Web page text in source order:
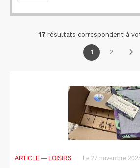
17 résultats correspondent à
1 2
ARTICLE — LOISIRS Le 27 novembre